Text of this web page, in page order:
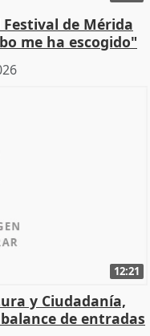
de Mérida
me ha escogido"
12:21
y Ciudadanía,
de entradas